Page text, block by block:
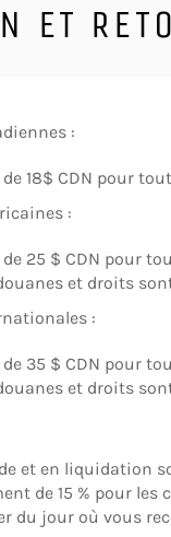
ET
:
18$ CDN pour
:
25 $ CDN pour
et droits
:
35 $ CDN pour
et droits
et en liquidation
de 15 % pour
du jour où vous